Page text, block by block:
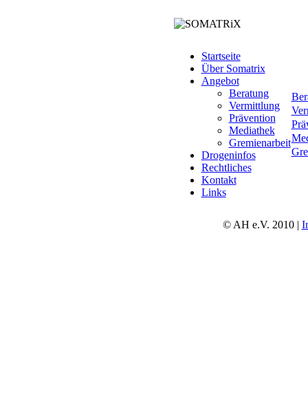
Startseite
Über Somatrix
Angebot
Beratung
Vermittlung
Prävention
Mediathek
Gremienarbeit
Drogeninfos
Rechtliches
Kontakt
Links
© AH e.V. 2010 |